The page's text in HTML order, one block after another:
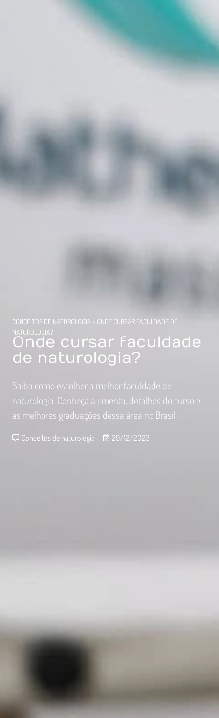
CONCEITOS DE NATUROLOGIA > ONDE CURSAR FACULDADE DE
NATUROLOGIA?
Onde cursar faculdade
de naturologia?
Saiba como escolher a melhor faculdade de
naturologia. Conheça a ementa, detalhes do curso e
as melhores graduações dessa área no Brasil.
Conceitos de naturologia 29/12/2023